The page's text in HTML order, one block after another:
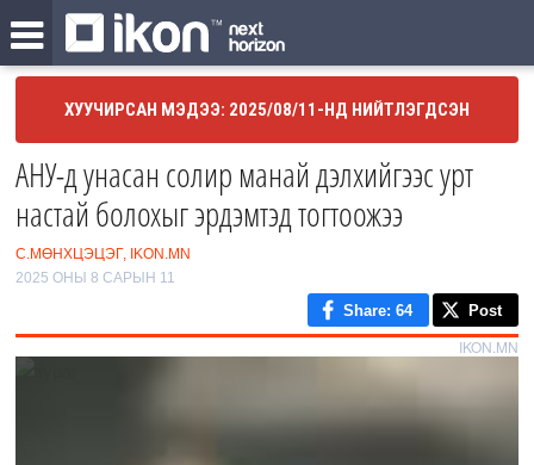
ХУУЧИРСАН МЭДЭЭ: 2025/08/11-НД НИЙТЛЭГДСЭН
АНУ-д унасан солир манай дэлхийгээс урт
настай болохыг эрдэмтэд тогтоожээ
С.МӨНХЦЭЦЭГ, IKON.MN
2025 ОНЫ 8 САРЫН 11
Share: 64 Post
IKON.MN